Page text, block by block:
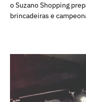
o Suzano Shopping
brincadeiras e